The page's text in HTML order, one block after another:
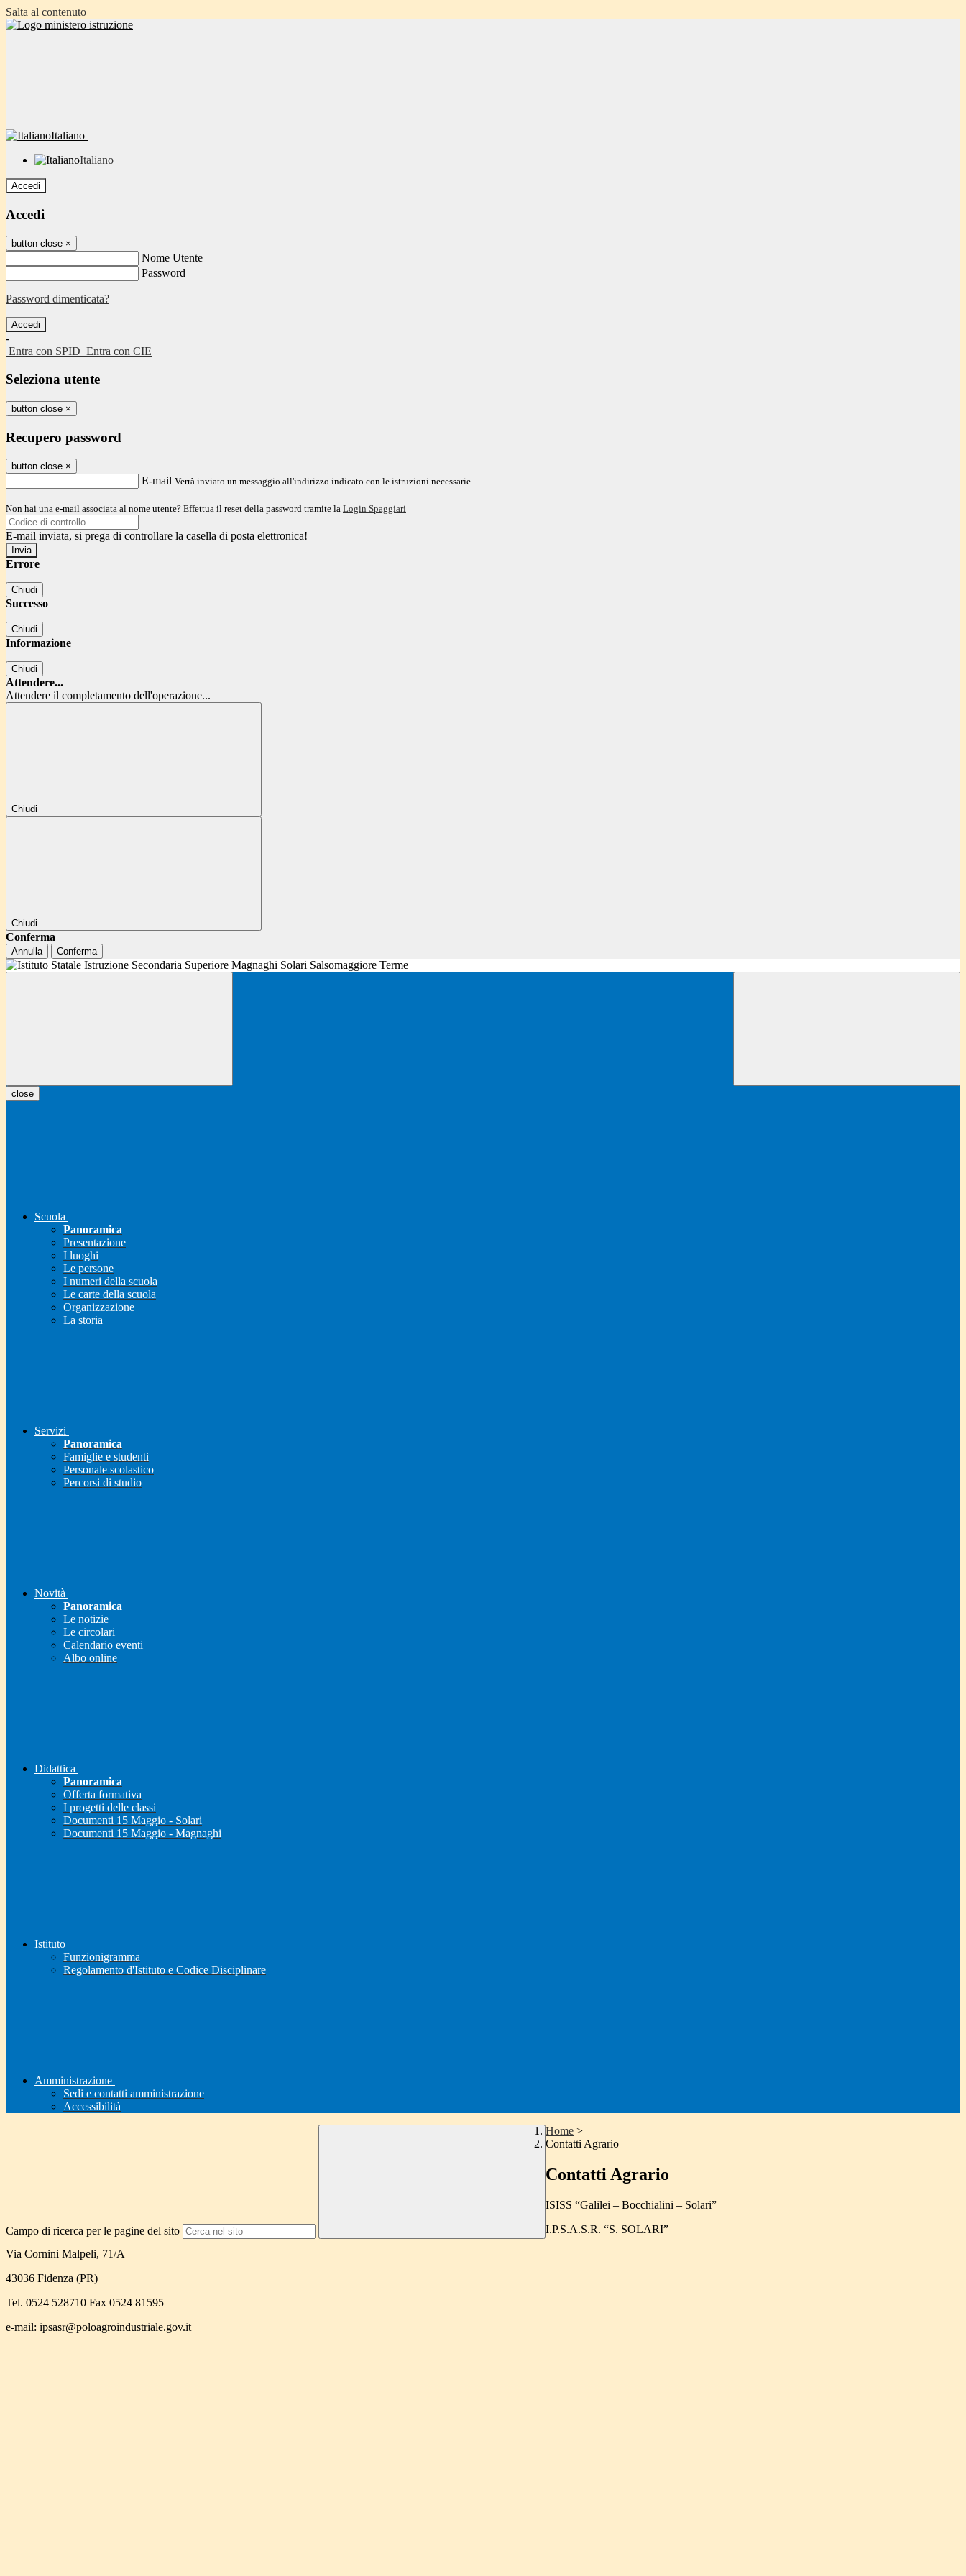
Salta al contenuto
Italiano
Italiano
Accedi
Accedi
button close ×
Nome Utente
Password
Password dimenticata?
-
Entra con SPID Entra con CIE
Seleziona utente
button close ×
Recupero password
button close ×
E-mail Verrà inviato un messaggio all'indirizzo indicato con le istruzioni necessarie.
Non hai una e-mail associata al nome utente? Effettua il reset della password tramite la Login Spaggiari
E-mail inviata, si prega di controllare la casella di posta elettronica!
Errore
Chiudi
Successo
Chiudi
Informazione
Chiudi
Attendere...
Attendere il completamento dell'operazione...
Chiudi
Chiudi
Conferma
Annulla Conferma
close
Scuola
Panoramica
Presentazione
I luoghi
Le persone
I numeri della scuola
Le carte della scuola
Organizzazione
La storia
Servizi
Panoramica
Famiglie e studenti
Personale scolastico
Percorsi di studio
Novità
Panoramica
Le notizie
Le circolari
Calendario eventi
Albo online
Didattica
Panoramica
Offerta formativa
I progetti delle classi
Documenti 15 Maggio - Solari
Documenti 15 Maggio - Magnaghi
Istituto
Funzionigramma
Regolamento d'Istituto e Codice Disciplinare
Amministrazione
Sedi e contatti amministrazione
Accessibilità
Campo di ricerca per le pagine del sito
Home >
Contatti Agrario
Contatti Agrario
ISISS “Galilei – Bocchialini – Solari”
I.P.S.A.S.R. “S. SOLARI”
Via Cornini Malpeli, 71/A
43036 Fidenza (PR)
Tel. 0524 528710 Fax 0524 81595
e-mail: ipsasr@poloagroindustriale.gov.it